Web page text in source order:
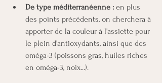
De type méditerranéenne : en plus
des points précédents, on cherchera à
apporter de la couleur à l'assiette pour
le plein d'antioxydants, ainsi que des
oméga-3 (poissons gras, huiles riches
en oméga-3, noix...).